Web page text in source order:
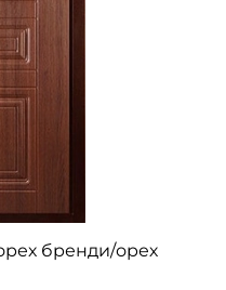
бренди/орех